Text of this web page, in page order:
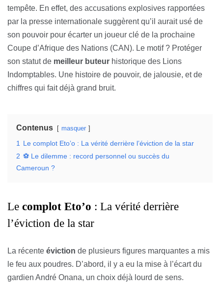
tempête. En effet, des accusations explosives rapportées
par la presse internationale suggèrent qu’il aurait usé de
son pouvoir pour écarter un joueur clé de la prochaine
Coupe d’Afrique des Nations (CAN). Le motif ? Protéger
son statut de meilleur buteur historique des Lions
Indomptables. Une histoire de pouvoir, de jalousie, et de
chiffres qui fait déjà grand bruit.
Contenus masquer
1 Le complot Eto’o : La vérité derrière l’éviction de la star
2 ⚽ Le dilemme : record personnel ou succès du
Cameroun ?
Le complot Eto’o : La vérité derrière
l’éviction de la star
La récente éviction de plusieurs figures marquantes a mis
le feu aux poudres. D’abord, il y a eu la mise à l’écart du
gardien André Onana, un choix déjà lourd de sens.